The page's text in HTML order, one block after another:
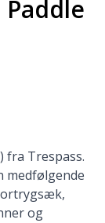
fra Trespass.
medfølgende
og